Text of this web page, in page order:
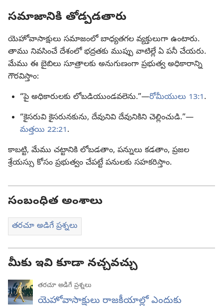
సమాజానికి తోడ్పడతారు
యెహోవాసాక్షులు సమాజంలో బాధ్యతగల వ్యక్తులుగా ఉంటారు.
తాము నివసించే దేశంలో భద్రతకు ముప్పు వాటిల్లే ఏ పనీ చేయరు.
మేము ఈ బైబిలు సూత్రాలకు అనుగుణంగా ప్రభుత్వ అధికారాన్ని
గౌరవిస్తాం:
“పై అధికారులకు లోబడియుండవలెను.”—రోమీయులు 13:1.
“కైసరువి కైసరునకును, దేవునివి దేవునికిని చెల్లించుడి.”—
మత్తయి 22:21.
కాబట్టి, మేము చట్టానికి లోబడతాం, పన్నులు కడతాం, ప్రజల
శ్రేయస్సు కోసం ప్రభుత్వం చేపట్టే పనులకు సహకరిస్తాం.
సంబంధిత అంశాలు
తరచూ అడిగే ప్రశ్నలు
మీకు ఇవి కూడా నచ్చవచ్చు
తరచూ అడిగే ప్రశ్నలు
యెహోవాసాక్షులు రాజకీయాల్లో ఎందుకు